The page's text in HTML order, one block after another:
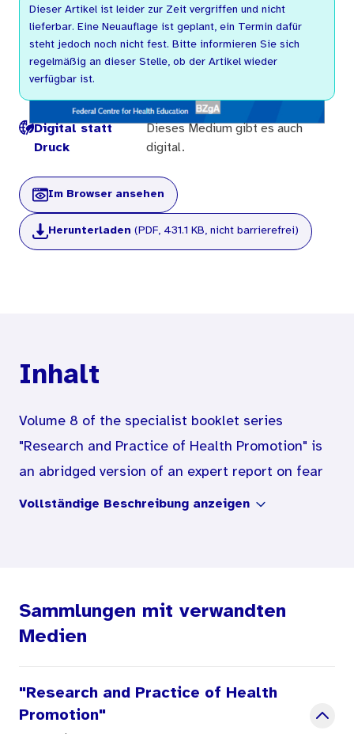
Dieser Artikel ist leider zur Zeit vergriffen und nicht
lieferbar. Eine Neuauflage ist geplant, ein Termin dafür
steht jedoch noch nicht fest. Bitte informieren Sie sich
regelmäßig an dieser Stelle, ob der Artikel wieder
verfügbar ist.
Digital statt
Druck
Dieses Medium gibt es auch
digital.
Im Browser ansehen
Herunterladen (PDF, 431.1 KB, nicht barrierefrei)
Inhalt
Volume 8 of the specialist booklet series
"Research and Practice of Health Promotion" is
an abridged version of an expert report on fear
appeal research first published in 1998. It
promotion. The paper centres on the question
as to the effects of fear appeals on health-
The authors first outline the theoretical
Vollständige Beschreibung anzeigen
Sammlungen mit verwandten
Medien
"Research and Practice of Health
Promotion"